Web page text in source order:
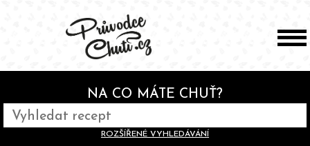
NA CO MÁTE CHUŤ?
ROZŠÍŘENÉ VYHLEDÁVÁNÍ